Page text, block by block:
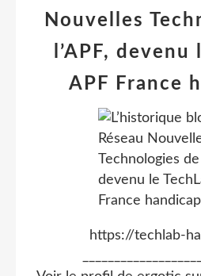
Nouvelles
l’APF, devenu
APF France
https://techlab-